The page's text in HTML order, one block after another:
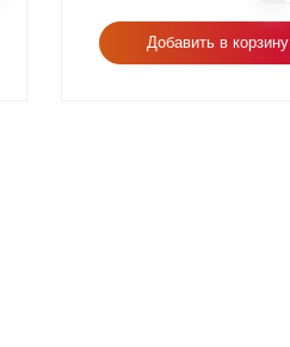
Добавить в корзину